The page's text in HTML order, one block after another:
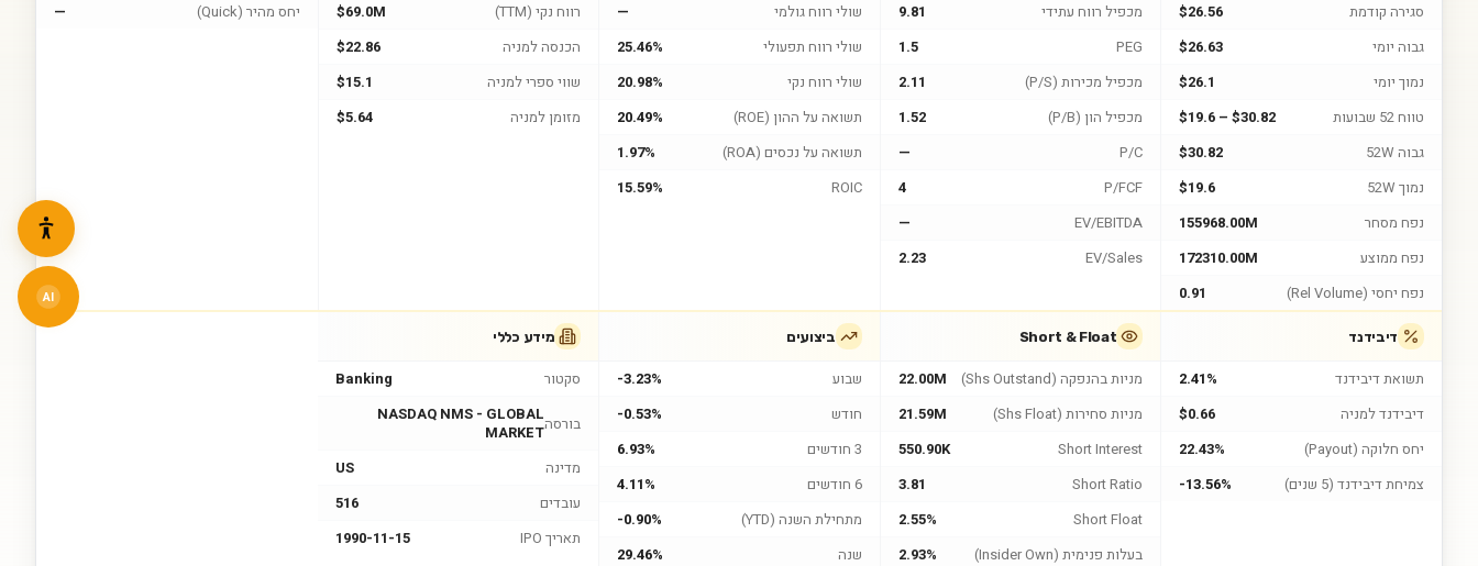
סגירה קודמת
$26.56
גבוה יומי
$26.63
נמוך יומי
$26.1
טווח 52 שבועות
$19.6 – $30.82
גבוה 52W
$30.82
נמוך 52W
$19.6
נפח מסחר
155968.00M
נפח ממוצע
172310.00M
נפח יחסי (Rel Volume)
0.91
מכפיל רווח עתידי
9.81
PEG
1.5
מכפיל מכירות (P/S)
2.11
מכפיל הון (P/B)
1.52
P/C
—
P/FCF
4
EV/EBITDA
—
EV/Sales
2.23
שולי רווח גולמי
—
שולי רווח תפעולי
25.46%
שולי רווח נקי
20.98%
תשואה על ההון (ROE)
20.49%
תשואה על נכסים (ROA)
1.97%
ROIC
15.59%
רווח נקי (TTM)
$69.0M
הכנסה למניה
$22.86
שווי ספרי למניה
$15.1
מזומן למניה
$5.64
יחס מהיר (Quick)
—
דיבידנד
תשואת דיבידנד
2.41%
דיבידנד למניה
$0.66
יחס חלוקה (Payout)
22.43%
צמיחת דיבידנד (5 שנים)
-13.56%
Short & Float
מניות בהנפקה (Shs Outstand)
22.00M
מניות סחירות (Shs Float)
21.59M
Short Interest
550.90K
Short Ratio
3.81
Short Float
2.55%
בעלות פנימית (Insider Own)
2.93%
ביצועים
שבוע
-3.23%
חודש
-0.53%
3 חודשים
6.93%
6 חודשים
4.11%
מתחילת השנה (YTD)
-0.90%
שנה
29.46%
מידע כללי
סקטור Banking
בורסהNASDAQ NMS - GLOBAL
MARKET
מדינה
US
עובדים
516
תאריך IPO
1990-11-15
AI